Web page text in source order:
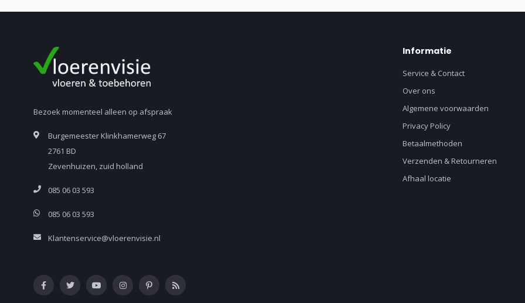
Bezoek momenteel alleen op afspraak
Burgemeester Klinkhamerweg 67
2761 BD
Zevenhuizen, zuid holland
085 06 03 593
085 06 03 593
Klantenservice@vloerenvisie.nl
Informatie
Service & Contact
Over ons
Algemene voorwaarden
Privacy Policy
Betaalmethoden
Verzenden & Retourneren
Afhaal locatie